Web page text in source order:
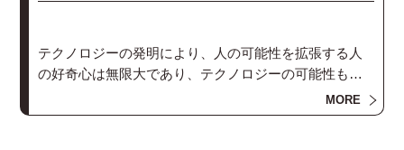
テクノロジーの発明により、人の可能性を拡張する人
の好奇心は無限大であり、テクノロジーの可能性も無
限に広がっています。私たちは人にとってスムーズで
頼もしい両者の関係を設計することで⼈間の思考とコ
MORE